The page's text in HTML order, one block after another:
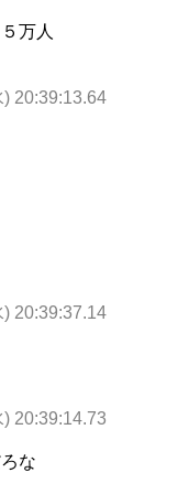
万人
20:39:13.64
20:39:37.14
20:39:14.73
な